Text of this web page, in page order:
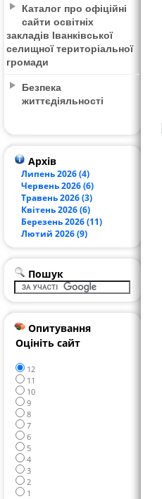
Каталог про офіційні
сайти освітніх
закладів Іванківської
селищної територіальної
громади
Безпека
життєдіяльності
Архів
Липень 2026 (4)
Червень 2026 (6)
Травень 2026 (3)
Квітень 2026 (6)
Березень 2026 (11)
Лютий 2026 (9)
Пошук
Опитування
Оцініть сайт
12
11
10
9
8
7
6
5
4
3
2
1